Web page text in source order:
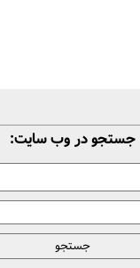
جستجو در وب سایت: